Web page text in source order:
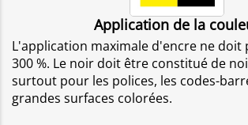
Application de la
L'application maximale d'encre ne doit
300 %. Le noir doit être constitué de
surtout pour les polices, les codes-
grandes surfaces colorées.